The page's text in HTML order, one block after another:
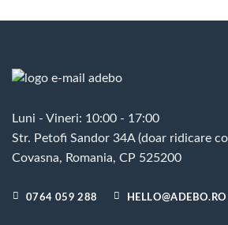
Luni - Vineri: 10:00 - 17:00
Str. Petofi Sandor 34A (doar ridicare
Covasna, Romania, CP 525200
0764 059 288 HELLO@ADEBO.RO